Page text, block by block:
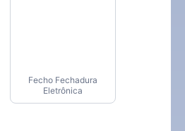
Fecho Fechadura
Eletrônica